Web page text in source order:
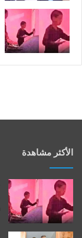
الأكثر مشاهدة